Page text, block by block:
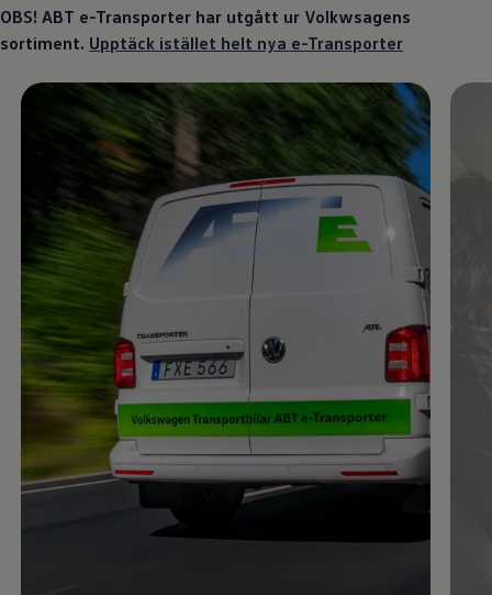
OBS! ABT e-Transporter har utgått ur Volkwsagens
sortiment. Upptäck istället helt nya e-Transporter
Enable fullscreen mode